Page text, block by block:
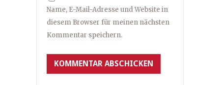
Name, E-Mail-Adresse und Website in
diesem Browser für meinen nächsten
Kommentar speichern.